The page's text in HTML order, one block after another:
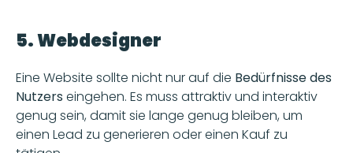
5. Webdesigner
Eine Website sollte nicht nur auf die Bedürfnisse des
Nutzers eingehen. Es muss attraktiv und interaktiv
genug sein, damit sie lange genug bleiben, um
einen Lead zu generieren oder einen Kauf zu